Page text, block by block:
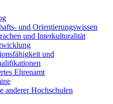
und Orientierungswissen
und Interkulturalität
und
Ehrenamt
anderer Hochschulen